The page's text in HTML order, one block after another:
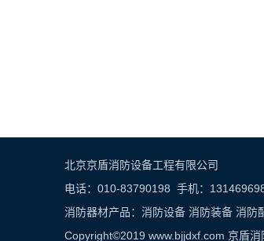
北京京盾消防设备工程有限公司
电话：010-83790198 手机：
消防器材产品： 消防设备 消防装备 消防
Copyright©2019 www.bjjdxf.com 京盾